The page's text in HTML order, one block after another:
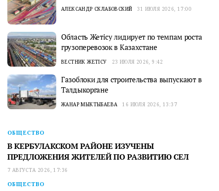
АЛЕКСАНДР СКЛАБОВСКИЙ 31 ИЮЛЯ 2026, 17:00
Область Жетісу лидирует по темпам роста
грузоперевозок в Казахстане
ВЕСТНИК ЖЕТІСУ 23 ИЮЛЯ 2026, 9:42
Газоблоки для строительства выпускают в
Талдыкоргане
ЖАНАР МЫКТЫБАЕВА 16 ИЮЛЯ 2026, 13:37
ОБЩЕСТВО
В КЕРБУЛАКСКОМ РАЙОНЕ ИЗУЧЕНЫ
ПРЕДЛОЖЕНИЯ ЖИТЕЛЕЙ ПО РАЗВИТИЮ СЕЛ
7 АВГУСТА 2026, 17:36
ОБЩЕСТВО